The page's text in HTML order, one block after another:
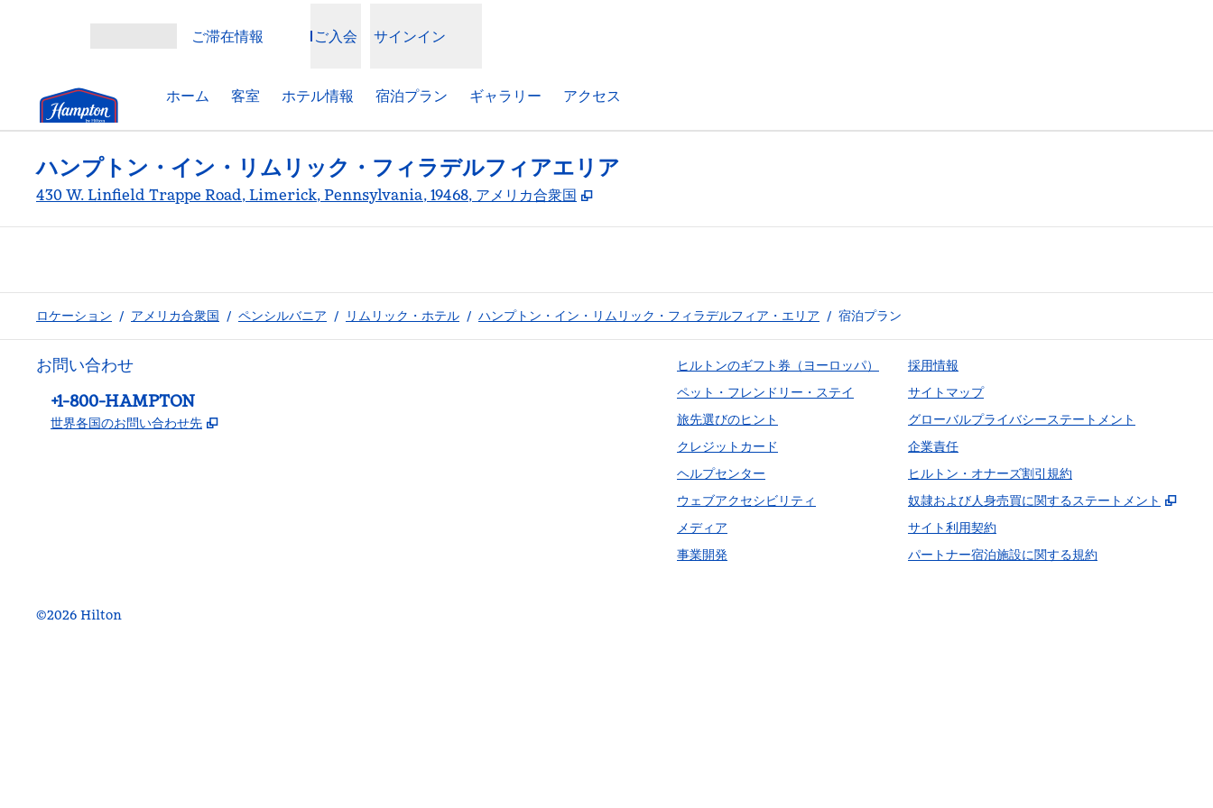
ご滞在情報 ご入会 サインイン
ホーム 客室 ホテル情報 宿泊プラン ギャラリー アクセス
ハンプトン・イン・リムリック・フィラデルフィアエリア
430 W. Linfield Trappe Road, Limerick, Pennsylvania, 19468, アメリカ合衆国 ,
ロケーション / アメリカ合衆国 / ペンシルバニア / リムリック・ホテル / ハンプトン・イン・リムリック・フィラデルフィア・エリア / 宿泊プラン
お問い合わせ
電話：
+1-800-HAMPTON
世界各国のお問い合わせ先 ,
ヒルトンのギフト券（ヨーロッパ）
ペット・フレンドリー・ステイ
旅先選びのヒント
クレジットカード
ヘルプセンター
ウェブアクセシビリティ
メディア
事業開発
採用情報
サイトマップ
グローバルプライバシーステートメント
企業責任
ヒルトン・オナーズ割引規約
奴隷および人身売買に関するステートメント
,
サイト利用契約
パートナー宿泊施設に関する規約
©2026 Hilton